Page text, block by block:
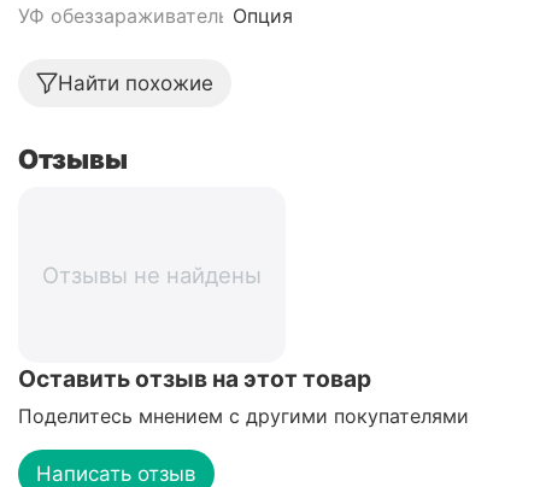
УФ обеззараживатель Опция
Найти похожие
Отзывы
Отзывы не найдены
Оставить отзыв на этот товар
Поделитесь мнением с другими покупателями
Написать отзыв